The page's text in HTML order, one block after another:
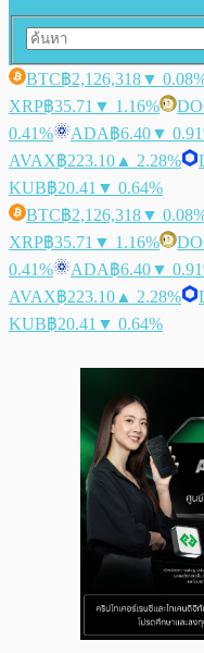
BTC฿2,126,318▼
XRP฿35.71 ▼ 1.16%
0.41%
ADA฿6.40▼
AVAX฿223.10 ▲ 2.28%
KUB฿20.41 ▼ 0.64%
BTC฿2,126,318▼
XRP฿35.71 ▼ 1.16%
0.41%
ADA฿6.40▼
AVAX฿223.10 ▲ 2.28%
KUB฿20.41 ▼ 0.64%